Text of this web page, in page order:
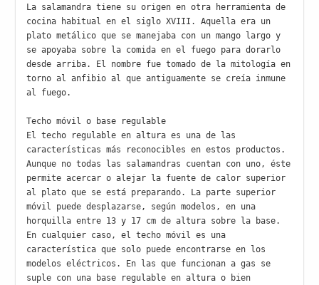
La salamandra tiene su origen en otra herramienta de
cocina habitual en el siglo XVIII. Aquella era un
plato metálico que se manejaba con un mango largo y
se apoyaba sobre la comida en el fuego para dorarlo
desde arriba. El nombre fue tomado de la mitología en
torno al anfibio al que antiguamente se creía inmune
al fuego.
Techo móvil o base regulable
El techo regulable en altura es una de las
características más reconocibles en estos productos.
Aunque no todas las salamandras cuentan con uno, éste
permite acercar o alejar la fuente de calor superior
al plato que se está preparando. La parte superior
móvil puede desplazarse, según modelos, en una
horquilla entre 13 y 17 cm de altura sobre la base.
En cualquier caso, el techo móvil es una
característica que solo puede encontrarse en los
modelos eléctricos. En las que funcionan a gas se
suple con una base regulable en altura o bien